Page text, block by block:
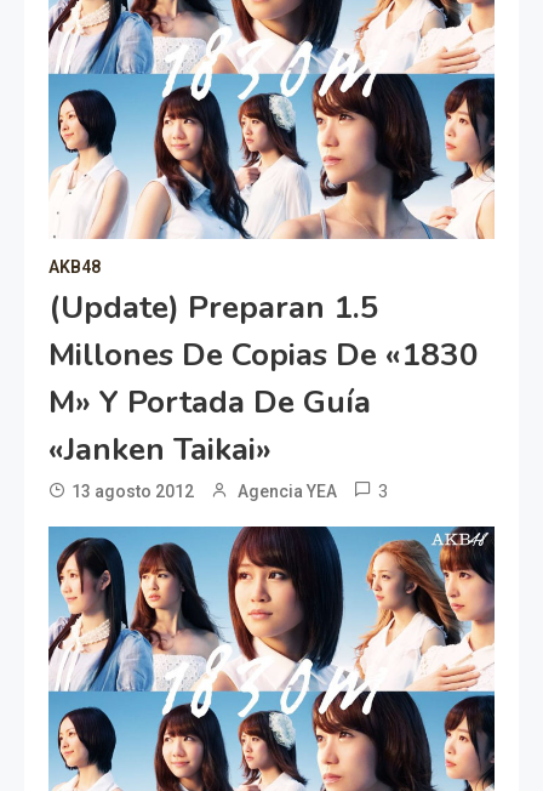
AKB48
(Update) Preparan 1.5
Millones De Copias De «1830
M» Y Portada De Guía
«Janken Taikai»
13 agosto 2012 Agencia YEA 3